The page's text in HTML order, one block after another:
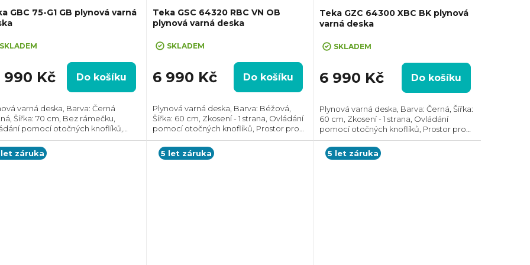
GBC 75-G1 GB plynová varná
SKLADEM
990 Kč Do košíku
varná deska, Barva: Černá
Šířka: 70 cm, Bez rámečku,
pomocí otočných knoflíků,
pro instalaci
60x570x480 mm
Teka GSC 64320 RBC VN OB
plynová varná deska
SKLADEM
6 990 Kč Do košíku
Plynová varná deska, Barva: Béžová,
Šířka: 60 cm, Zkosení - 1 strana, Ovládání
pomocí otočných knoflíků, Prostor pro
instalaci (VxŠxH): 60x553x473 mm
Teka GZC 64300 XBC BK plynová
varná deska
SKLADEM
6 990 Kč Do košíku
Plynová varná deska, Barva: Černá, Šířka:
60 cm, Zkosení - 1 strana, Ovládání
pomocí otočných knoflíků, Prostor pro
instalaci (VxŠxH): 60x570x480 mm
let záruka
5 let záruka 5 let záruka